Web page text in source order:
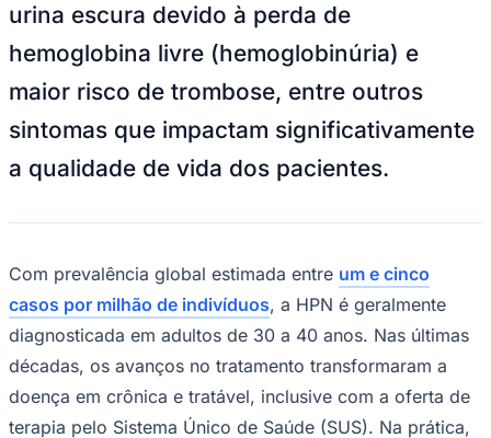
Publicidade Legal
NBA
NFL
Fórmula 1
Tênis (ATP)
NHL
NBB
Competições de Futebol
Brasileirão Série A
Brasileirão Série B
Paulistão
Copa do Brasil
Libertadores
Sul-Americana
Copa América
urina escura devido à perda de
hemoglobina livre (hemoglobinúria) e
maior risco de trombose, entre outros
sintomas que impactam significativamente
a qualidade de vida dos pacientes.
Com prevalência global estimada entre um e cinco
casos por milhão de indivíduos, a HPN é geralmente
diagnosticada em adultos de 30 a 40 anos. Nas últimas
décadas, os avanços no tratamento transformaram a
doença em crônica e tratável, inclusive com a oferta de
terapia pelo Sistema Único de Saúde (SUS). Na prática,